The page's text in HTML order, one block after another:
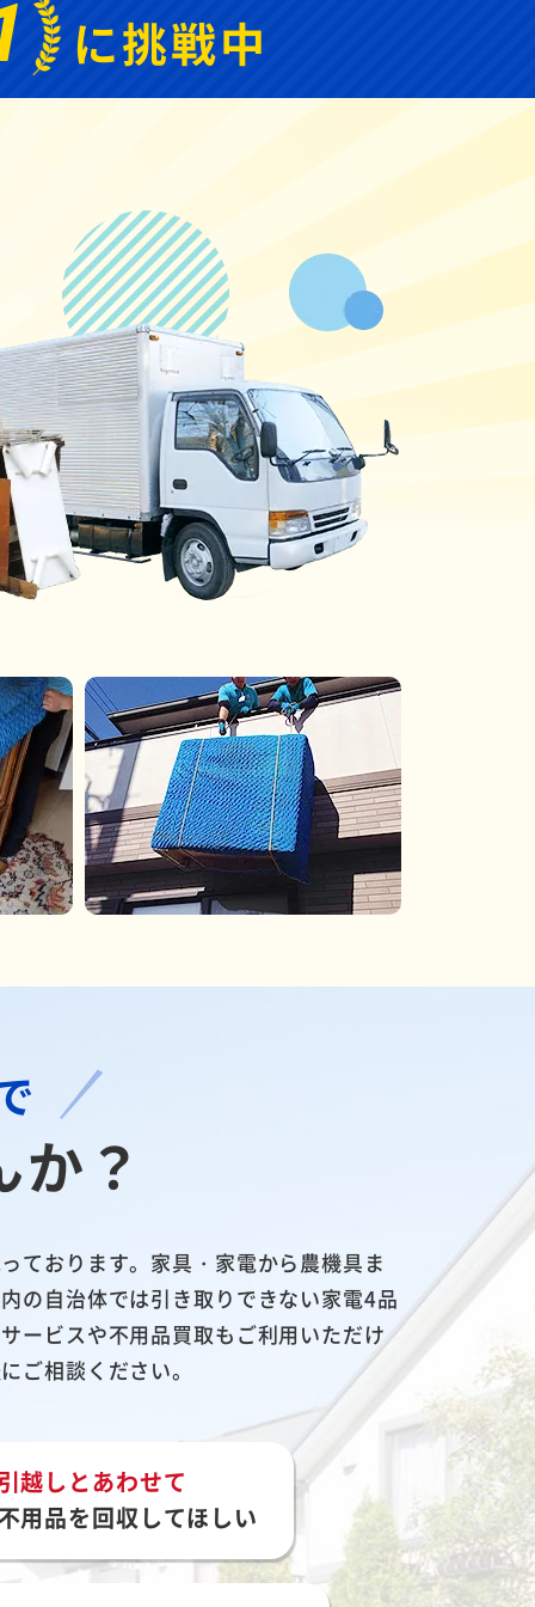
に挑戦中
？
ております。家具・家電から農機具ま
の自治体では引き取りできない家電4品
ービスや不用品買取もご利用いただけ
ご相談ください。
越しとあわせて
用品を回収してほしい